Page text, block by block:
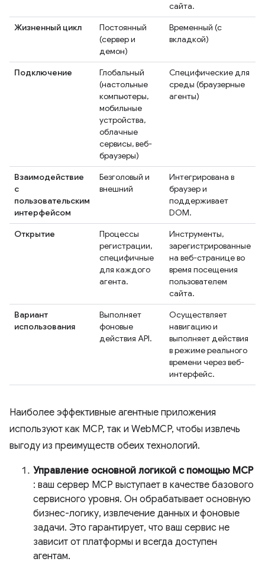
сайта.
Жизненный цикл
Постоянный
(сервер и
демон)
Временный (с
вкладкой)
Подключение
Глобальный
(настольные
компьютеры,
мобильные
устройства,
облачные
сервисы, веб-
браузеры)
Специфические для
среды (браузерные
агенты)
Взаимодействие
с
пользовательским
интерфейсом
Безголовый и
внешний
Интегрирована в
браузер и
поддерживает
DOM.
Открытие
Процессы
регистрации,
специфичные
для каждого
агента.
Инструменты,
зарегистрированные
на веб-странице во
время посещения
пользователем
сайта.
Вариант
использования
Выполняет
фоновые
действия API.
Осуществляет
навигацию и
выполняет действия
в режиме реального
времени через веб-
интерфейс.
Наиболее эффективные агентные приложения
используют как MCP, так и WebMCP, чтобы извлечь
выгоду из преимуществ обеих технологий.
Управление основной логикой с помощью MCP
: ваш сервер MCP выступает в качестве базового
сервисного уровня. Он обрабатывает основную
бизнес-логику, извлечение данных и фоновые
задачи. Это гарантирует, что ваш сервис не
зависит от платформы и всегда доступен
агентам.